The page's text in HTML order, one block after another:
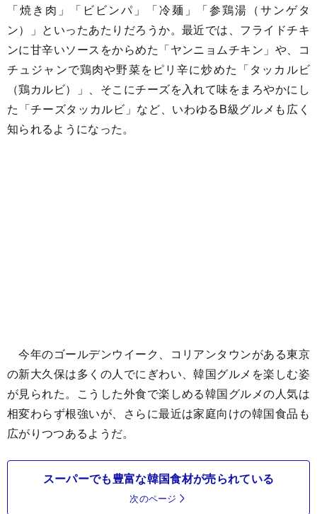
「焼き肉」「ビビンパ」「冷麺」「参鶏湯（サンゲタ
ン）」といったあたりだろうか。最近では、フライドチキ
ンに甘辛いソースをからめた「ヤンニョムチキン」や、コ
チュジャンで鶏肉や野菜をピリ辛に炒めた「タッカルビ
（鶏カルビ）」、そこにチーズを入れて味をまろやかにし
た「チーズタッカルビ」など、いわゆるB級グルメも広く
知られるようになった。
今年のゴールデンウイーク、コリアンタウンがある東京
の新大久保は多くの人でにぎわい、韓国グルメを楽しむ姿
が見られた。こうした外食で楽しめる韓国グルメの人気は
相変わらず根強いが、さらに最近は家庭向けの韓国食品も
広がりつつあるようだ。
スーパーでも豊富な韓国食材が売られている
次のページ